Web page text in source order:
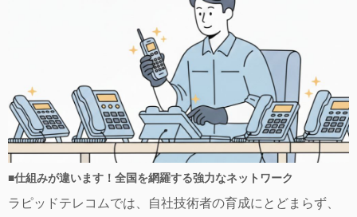
■仕組みが違います！全国を網羅する強力なネットワーク
ラピッドテレコムでは、自社技術者の育成にとどまらず、